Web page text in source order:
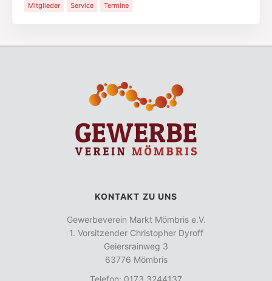
Mitglieder
Service Termine
KONTAKT ZU UNS
Gewerbeverein Markt Mömbris e.V.
1. Vorsitzender Christopher Dyroff
Geiersrainweg 3
63776 Mömbris
Telefon: 0173 3244137